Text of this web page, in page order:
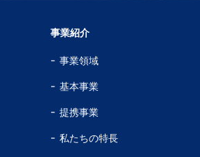
事業紹介
事業領域
基本事業
提携事業
私たちの特長